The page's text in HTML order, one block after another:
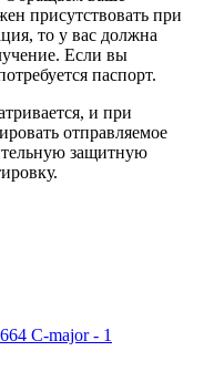
присутствовать при
то у вас должна
Если вы
паспорт.
и при
отправляемое
защитную